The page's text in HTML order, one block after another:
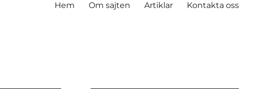
Hem Om sajten Artiklar Kontakta oss